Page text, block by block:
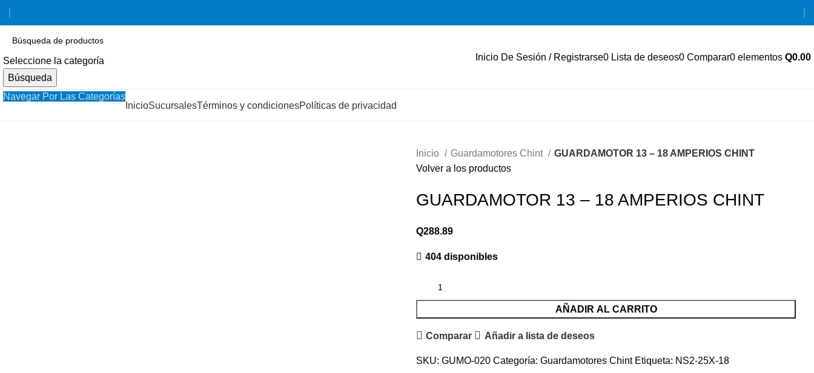
Seleccione la categoría
Búsqueda
Inicio De Sesión / Registrarse0 Lista de deseos0 Comparar0 elementos Q0.00
Navegar Por Las Categorías
InicioSucursalesTérminos y condicionesPolíticas de privacidad
Inicio Guardamotores Chint
GUARDAMOTOR 13 – 18 AMPERIOS CHINT
Volver a los productos
GUARDAMOTOR 13 – 18 AMPERIOS CHINT
Q288.89
404 disponibles
AÑADIR AL CARRITO
Comparar Añadir a lista de deseos
SKU: GUMO-020 Categoría: Guardamotores Chint Etiqueta: NS2-25X-18